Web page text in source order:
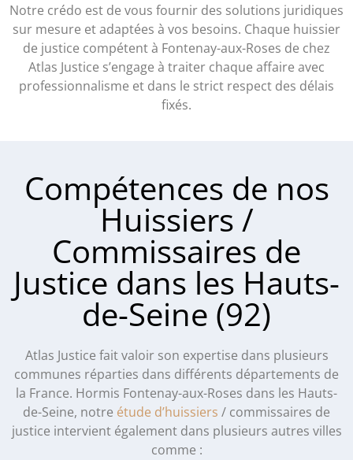
Notre crédo est de vous fournir des solutions juridiques
sur mesure et adaptées à vos besoins. Chaque huissier
de justice compétent à Fontenay-aux-Roses de chez
Atlas Justice s’engage à traiter chaque affaire avec
professionnalisme et dans le strict respect des délais
fixés.
Compétences de nos
Huissiers /
Commissaires de
Justice dans les Hauts-
de-Seine (92)
Atlas Justice fait valoir son expertise dans plusieurs
communes réparties dans différents départements de
la France. Hormis Fontenay-aux-Roses dans les Hauts-
de-Seine, notre étude d’huissiers / commissaires de
justice intervient également dans plusieurs autres villes
comme :